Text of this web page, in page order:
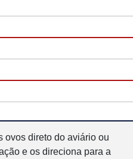
ovos direto do aviário ou
e os direciona para a